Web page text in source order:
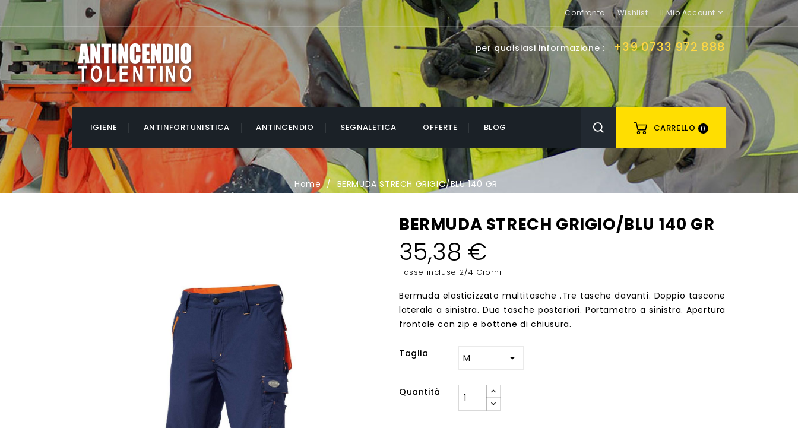
Il Mio Account 
Wishlist
Confronta
per qualsiasi informazione : +39 0733 972 888
IGIENE ANTINFORTUNISTICA ANTINCENDIO SEGNALETICA OFFERTE BLOG CARRELLO 0
Home BERMUDA STRECH GRIGIO/BLU 140 GR
BERMUDA STRECH GRIGIO/BLU 140 GR
35,38 €
Tasse incluse 2/4 Giorni
Bermuda elasticizzato multitasche .Tre tasche davanti. Doppio tascone
laterale a sinistra. Due tasche posteriori. Portametro a sinistra. Apertura
frontale con zip e bottone di chiusura.
Taglia
Quantità